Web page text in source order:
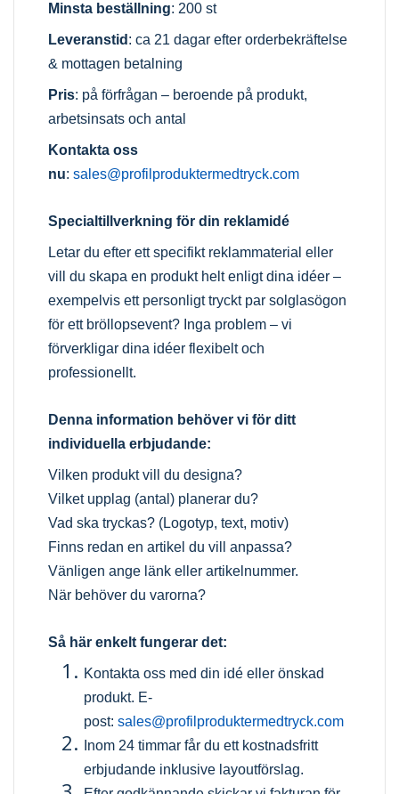
Minsta beställning: 200 st
Leveranstid : ca 21 dagar efter orderbekräftelse
& mottagen betalning
Pris: på förfrågan – beroende på produkt,
arbetsinsats och antal
Kontakta oss
nu:sales@profilproduktermedtryck.com
Specialtillverkning för din reklamidé
Letar du efter ett specifikt reklammaterial eller
vill du skapa en produkt helt enligt dina idéer –
exempelvis ett personligt tryckt par solglasögon
för ett bröllopsevent? Inga problem – vi
förverkligar dina idéer flexibelt och
professionellt.
Denna information behöver vi för ditt
individuella erbjudande:
Vilken produkt vill du designa?
Vilket upplag (antal) planerar du?
Vad ska tryckas? (Logotyp, text, motiv)
Finns redan en artikel du vill anpassa?
Vänligen ange länk eller artikelnummer.
När behöver du varorna?
Så här enkelt fungerar det:
Kontakta oss med din idé eller önskad
produkt. E-
post:sales@profilproduktermedtryck.com
Inom 24 timmar får du ett kostnadsfritt
erbjudande inklusive layoutförslag.